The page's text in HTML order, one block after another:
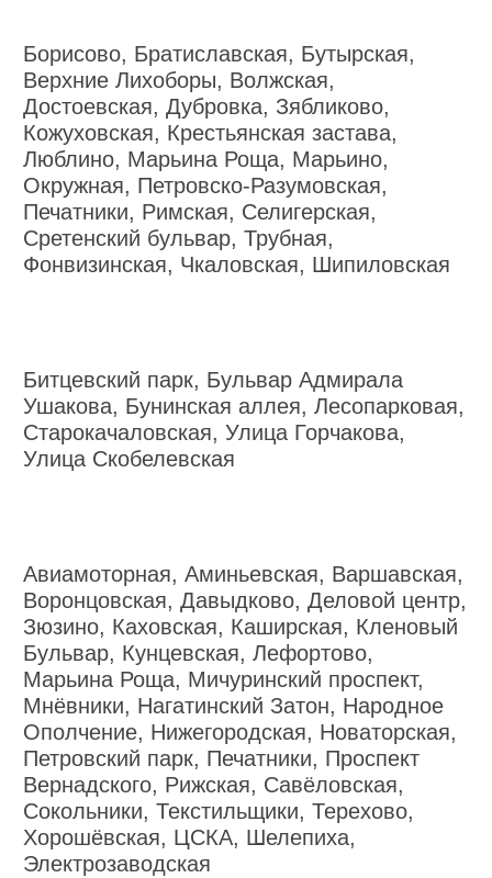
Борисово, Братиславская, Бутырская,
Верхние Лихоборы, Волжская,
Достоевская, Дубровка, Зябликово,
Кожуховская, Крестьянская застава,
Люблино, Марьина Роща, Марьино,
Окружная, Петровско-Разумовская,
Печатники, Римская, Селигерская,
Сретенский бульвар, Трубная,
Фонвизинская, Чкаловская, Шипиловская
Битцевский парк, Бульвар Адмирала
Ушакова, Бунинская аллея, Лесопарковая,
Старокачаловская, Улица Горчакова,
Улица Скобелевская
Авиамоторная, Аминьевская, Варшавская,
Воронцовская, Давыдково, Деловой центр,
Зюзино, Каховская, Каширская, Кленовый
Бульвар, Кунцевская, Лефортово,
Марьина Роща, Мичуринский проспект,
Мнёвники, Нагатинский Затон, Народное
Ополчение, Нижегородская, Новаторская,
Петровский парк, Печатники, Проспект
Вернадского, Рижская, Савёловская,
Сокольники, Текстильщики, Терехово,
Хорошёвская, ЦСКА, Шелепиха,
Электрозаводская